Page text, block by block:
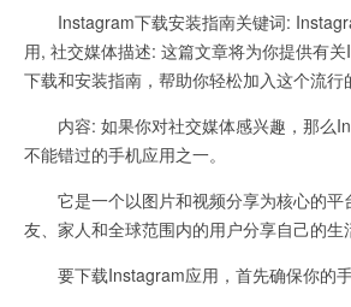
Instagram下载安装指南关键词:
用, 社交媒体描述: 这篇文章将为你提供有
下载和安装指南，帮助你轻松加入这个流行
内容: 如果你对社交媒体感兴趣，那么
不能错过的手机应用之一。
它是一个以图片和视频分享为核心的平
友、家人和全球范围内的用户分享自己的生
要下载Instagram应用，首先确保你的手